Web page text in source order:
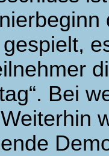
Bei